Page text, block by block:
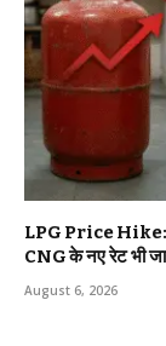
LPG Price Hike:
CNG के नए रेट भी
August 6, 2026